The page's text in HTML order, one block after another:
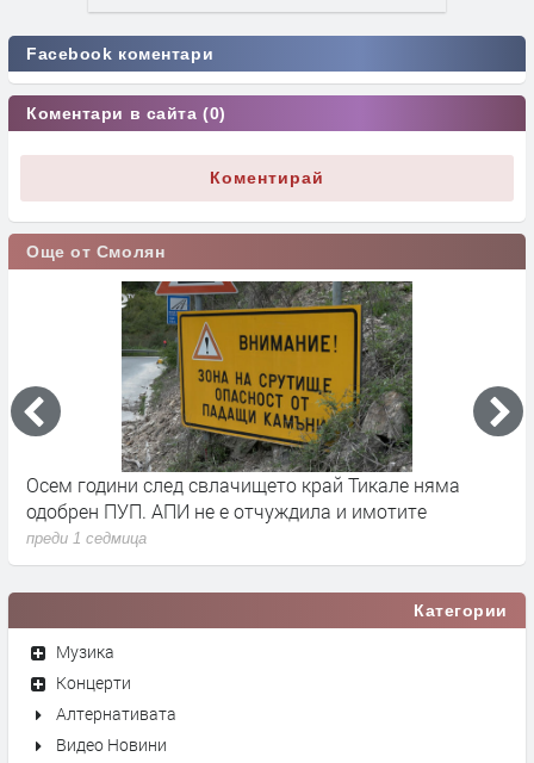
Facebook коментари
Коментари в сайта (0)
Коментирай
Още от Смолян
Осем години след свлачището край Тикале няма
одобрен ПУП. АПИ не е отчуждила и имотите
преди 1 седмица
Категории
Музика
Концерти
Алтернативата
Видео Новини